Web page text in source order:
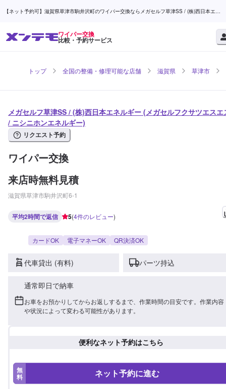
【ネット予約可】滋賀県草津市駒井沢町のワイパー交換ならメガセルフ草津SS / (株)西日本エネ
ワイパー交換
比較・予約サービス
トップ 全国の整備・修理可能な店舗 滋賀県 草津市
メガセルフ草津SS / (株)西日本エネルギー (メガセルフクサツエスエ
/ ニシニホンエネルギー)
リクエスト予約
ワイパー交換
来店時無料見積
滋賀県草津市駒井沢町6-1
平均2時間で返信 5(4件のレビュー)
カードOK 電子マネーOK QR決済OK
代車貸出 (有料) パーツ持込
通常即日で納車
お車をお預かりしてからお返しするまで、作業時間の目安です。作業内容
や状況によって変わる可能性があります。
便利なネット予約はこちら
無
料 ネット予約に進む